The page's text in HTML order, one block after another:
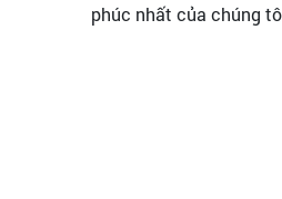
phúc nhất của chúng